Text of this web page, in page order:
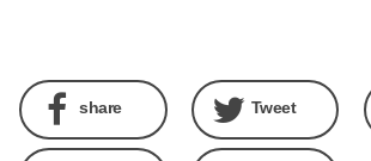
share Tweet